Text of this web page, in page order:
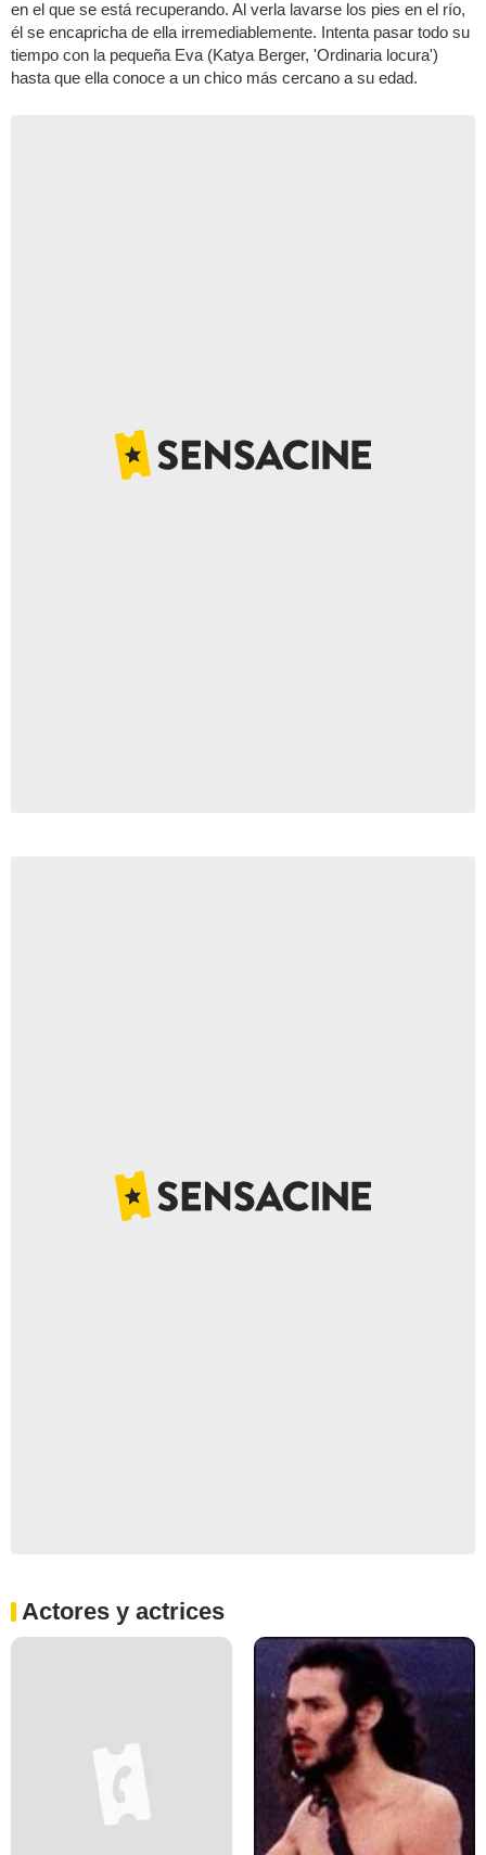
en el que se está recuperando. Al verla lavarse los pies en el río,
él se encapricha de ella irremediablemente. Intenta pasar todo su
tiempo con la pequeña Eva (Katya Berger, 'Ordinaria locura')
hasta que ella conoce a un chico más cercano a su edad.
Actores y actrices